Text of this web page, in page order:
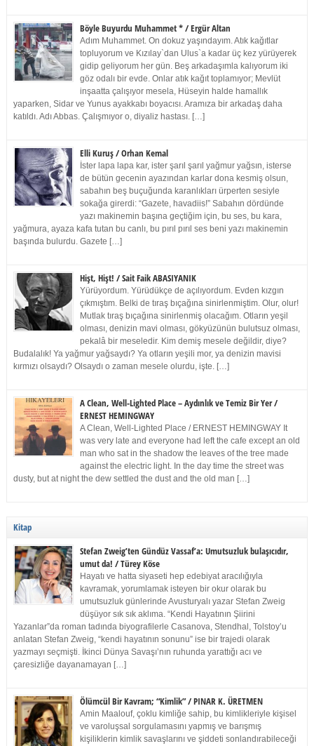
Böyle Buyurdu Muhammet * / Ergür Altan
Adım Muhammet. On dokuz yaşındayım. Atık kağıtlar
topluyorum ve Kızılay`dan Ulus`a kadar üç kez yürüyerek
gidip geliyorum her gün. Beş arkadaşımla kalıyorum iki
göz odalı bir evde. Onlar atık kağıt toplamıyor; Mevlüt
inşaatta çalışıyor mesela, Hüseyin halde hamallık
yaparken, Sidar ve Yunus ayakkabı boyacısı. Aramıza bir arkadaş daha
katıldı. Adı Abbas. Çalışmıyor o, diyaliz hastası. […]
Elli Kuruş / Orhan Kemal
İster lapa lapa kar, ister şarıl şarıl yağmur yağsın, isterse
de bütün gecenin ayazından karlar dona kesmiş olsun,
sabahın beş buçuğunda karanlıkları ürperten sesiyle
sokağa girerdi: “Gazete, havadiis!” Sabahın dördünde
yazı makinemin başına geçtiğim için, bu ses, bu kara,
yağmura, ayaza kafa tutan bu canlı, bu pırıl pırıl ses beni yazı makinemin
başında bulurdu. Gazete […]
Hişt, Hişt! / Sait Faik ABASIYANIK
Yürüyordum. Yürüdükçe de açılıyordum. Evden kızgın
çıkmıştım. Belki de tıraş bıçağına sinirlenmiştim. Olur, olur!
Mutlak tıraş bıçağına sinirlenmiş olacağım. Otların yeşil
olması, denizin mavi olması, gökyüzünün bulutsuz olması,
pekalâ bir meseledir. Kim demiş mesele değildir, diye?
Budalalık! Ya yağmur yağsaydı? Ya otların yeşili mor, ya denizin mavisi
kırmızı olsaydı? Olsaydı o zaman mesele olurdu, işte. […]
A Clean, Well-Lighted Place – Aydınlık ve Temiz Bir Yer /
ERNEST HEMINGWAY
A Clean, Well-Lighted Place / ERNEST HEMINGWAY It
was very late and everyone had left the cafe except an old
man who sat in the shadow the leaves of the tree made
against the electric light. In the day time the street was
dusty, but at night the dew settled the dust and the old man […]
Kitap
Stefan Zweig’ten Gündüz Vassaf’a: Umutsuzluk bulaşıcıdır,
umut da! / Türey Köse
Hayatı ve hatta siyaseti hep edebiyat aracılığıyla
kavramak, yorumlamak isteyen bir okur olarak bu
umutsuzluk günlerinde Avusturyalı yazar Stefan Zweig
düşüyor sık sık aklıma. “Kendi Hayatının Şiirini
Yazanlar”da roman tadında biyografilerle Casanova, Stendhal, Tolstoy’u
anlatan Stefan Zweig, “kendi hayatının sonunu” ise bir trajedi olarak
yazmayı seçmişti. İkinci Dünya Savaşı’nın ruhunda yarattığı acı ve
çaresizliğe dayanamayan […]
Ölümcül Bir Kavram; “Kimlik” / PINAR K. ÜRETMEN
Amin Maalouf, çoklu kimliğe sahip, bu kimlikleriyle kişisel
ve varoluşsal sorgulamasını yapmış ve barışmış
kişiliklerin kimlik savaşlarını ve şiddeti sonlandırabileceği